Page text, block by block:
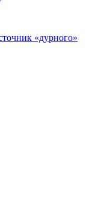
«дурного»